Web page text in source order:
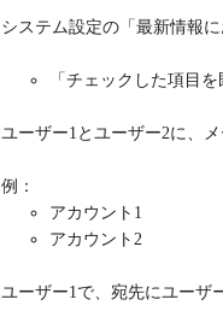
システム設定の「最新情報
「チェックした項目
ユーザー1とユーザー2に、
例：
アカウント1
アカウント2
ユーザー1で、宛先にユーザ